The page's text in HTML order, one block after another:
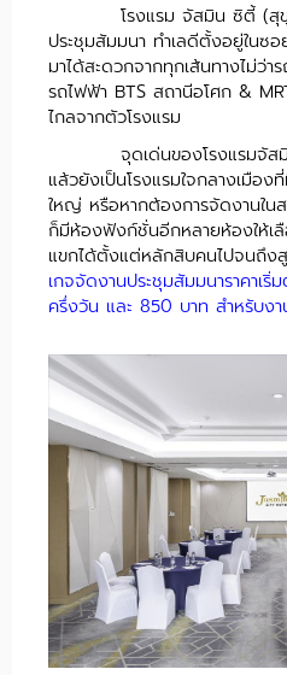
โรงแรม จัสมิน ซิตี้ (สุ
ประชุมสัมมนา ทำเลดีตั้งอยู่ในซ
มาได้สะดวกจากทุกเส้นทางไม่ว่
รถไฟฟ้า BTS สถานีอโศก &
ไกลจากตัวโรงแรม
จุดเด่นของโรงแรมจัส
แล้วยังเป็นโรงแรมใจกลางเมือ
ใหญ่ หรือหากต้องการจัดงานใน
ก็มีห้องฟังก์ชั่นอีกหลายห้องให้เ
แขกได้ตั้งแต่หลักสิบคนไปจนถึ
เกจจัดงานประชุมสัมมนาราคาเ
ครึ่งวัน และ 850 บาท สำหรับงา